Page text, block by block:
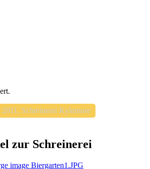
2011, Schreinerei Kylemore
zur Schreinerei